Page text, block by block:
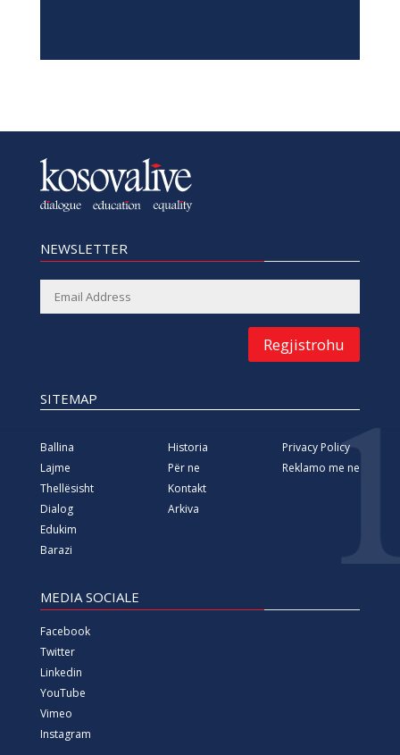
NEWSLETTER
Regjistrohu
SITEMAP
Ballina
Lajme
Thellësisht
Dialog
Edukim
Barazi
Historia
Për ne
Kontakt
Arkiva
Privacy Policy
Reklamo me ne
MEDIA SOCIALE
Facebook
Twitter
Linkedin
YouTube
Vimeo
Instagram